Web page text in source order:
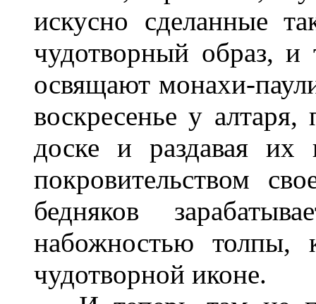
искусно сделанные
чудотворный образ, и
освящают монахи-
воскресенье у
доске и раздавая
покровительством
бедняков
набожностью толпы,
чудотворной иконе.